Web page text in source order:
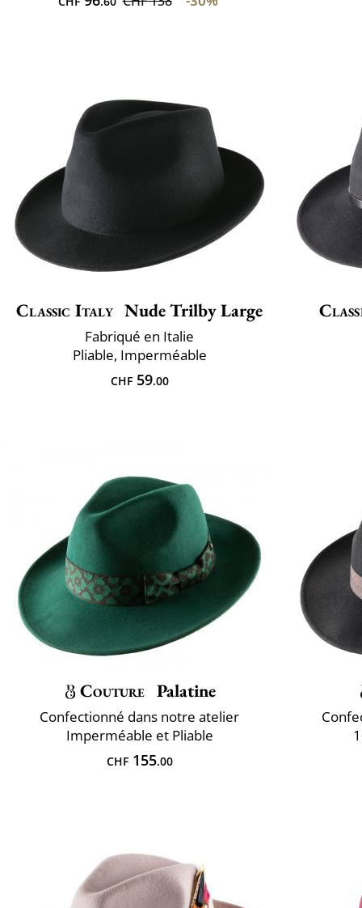
Classic Italy Nude Trilby Large
Fabriqué en Italie
Pliable, Imperméable
CHF59.00
Couture Palatine
Confectionné dans notre atelier
Imperméable et Pliable
CHF155.00